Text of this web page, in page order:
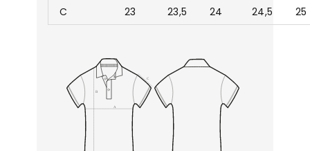
C
23 23,5 24 24,5 25